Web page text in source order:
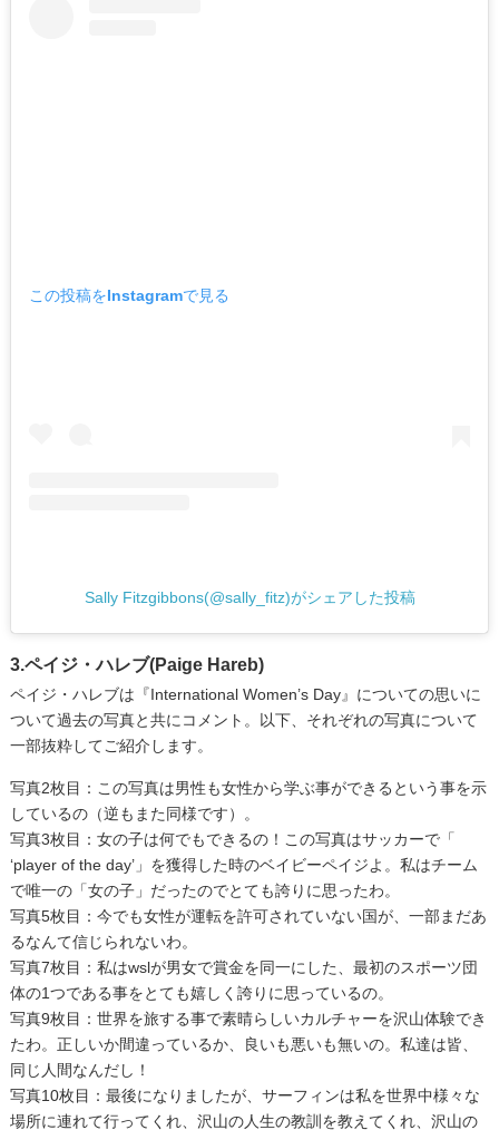
この投稿をInstagramで見る
Sally Fitzgibbons(@sally_fitz)がシェアした投稿
3.ペイジ・ハレブ(Paige Hareb)
ペイジ・ハレブは『International Women’s Day』についての思いに
ついて過去の写真と共にコメント。以下、それぞれの写真について
一部抜粋してご紹介します。
写真2枚目：この写真は男性も女性から学ぶ事ができるという事を示
しているの（逆もまた同様です）。
写真3枚目：女の子は何でもできるの！この写真はサッカーで「
‘player of the day’」を獲得した時のベイビーペイジよ。私はチーム
で唯一の「女の子」だったのでとても誇りに思ったわ。
写真5枚目：今でも女性が運転を許可されていない国が、一部まだあ
るなんて信じられないわ。
写真7枚目：私はwslが男女で賞金を同一にした、最初のスポーツ団
体の1つである事をとても嬉しく誇りに思っているの。
写真9枚目：世界を旅する事で素晴らしいカルチャーを沢山体験でき
たわ。正しいか間違っているか、良いも悪いも無いの。私達は皆、
同じ人間なんだし！
写真10枚目：最後になりましたが、サーフィンは私を世界中様々な
場所に連れて行ってくれ、沢山の人生の教訓を教えてくれ、沢山の